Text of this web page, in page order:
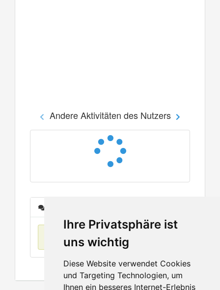
Ihre Privatsphäre ist
uns wichtig
Diese Website verwendet Cookies
und Targeting Technologien, um
Ihnen ein besseres Internet-Erlebnis
Andere Aktivitäten des Nutzers
Keine Einträge